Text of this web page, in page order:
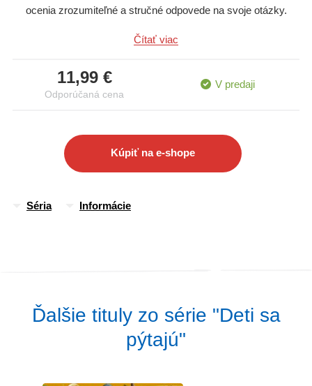
ocenia zrozumiteľné a stručné odpovede na svoje otázky.
technológií a odhaľte spolu s deťmi množstvo úžasných tém,
úlohy a cvičenia na rozvíjanie samostatného pátrania po
Čítať viac
11,99 €
Odporúčaná cena
V predaji
Kúpiť na e-shope
Séria Informácie
Ďalšie tituly zo série "Deti sa
pýtajú"